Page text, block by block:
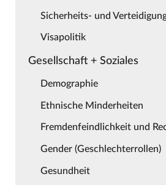
Sicherheits- und
Visapolitik
Gesellschaft + Soziales
Demographie
Ethnische Minderheiten
Fremdenfeindlichkeit und
Gender (Geschlechterrollen)
Gesundheit